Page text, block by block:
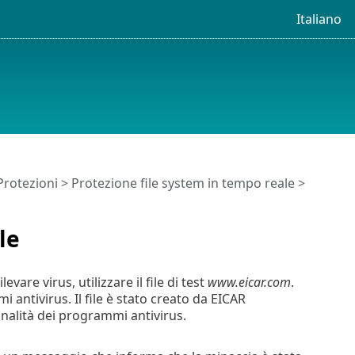
Italiano
> Protezione file system in tempo reale>
virus, utilizzare il file di test www.eicar.com.
antivirus. Il file è stato creato da EICAR
dei programmi antivirus.